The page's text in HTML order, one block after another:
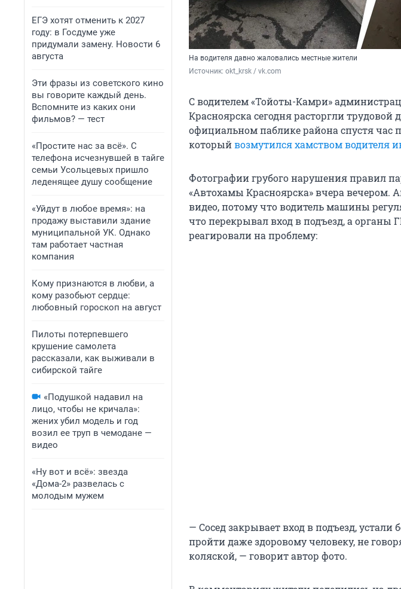
ЕГЭ хотят отменить к 2027
году: в Госдуме уже
придумали замену. Новости 6
августа
Эти фразы из советского кино
вы говорите каждый день.
Вспомните из каких они
фильмов? — тест
«Простите нас за всё». С
телефона исчезнувшей в тайге
семьи Усольцевых пришло
леденящее душу сообщение
«Уйдут в любое время»: на
продажу выставили здание
муниципальной УК. Однако
там работает частная
компания
Кому признаются в любви, а
кому разобьют сердце:
любовный гороскоп на август
Пилоты потерпевшего
крушение самолета
рассказали, как выживали в
сибирской тайге
«Подушкой надавил на
лицо, чтобы не кричала»:
жених убил модель и год
возил ее труп в чемодане —
видео
«Ну вот и всё»: звезда
«Дома-2» развелась с
молодым мужем
На водителя давно жаловались местные жители
Источник: okt_krsk / vk.com
С водителем «Тойоты-Камри»
Красноярска сегодня расторгли трудовой
официальном паблике района спустя час
которыйвозмутился хамством водителя
Фотографии грубого нарушения правил
«Автохамы Красноярска» вчера вечером.
видео, потому что водитель машины
что перекрывал вход в подъезд, а органы
реагировали на проблему:
— Сосед закрывает вход в подъезд, устали
пройти даже здоровому человеку, не
коляской, — говорит автор фото.